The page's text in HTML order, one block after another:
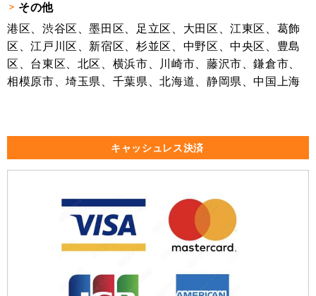
その他
港区、渋谷区、墨田区、足立区、大田区、江東区、葛飾
区、江戸川区、新宿区、杉並区、中野区、中央区、豊島
区、台東区、北区、横浜市、川崎市、藤沢市、鎌倉市、
相模原市、埼玉県、千葉県、北海道、静岡県、中国上海
キャッシュレス決済